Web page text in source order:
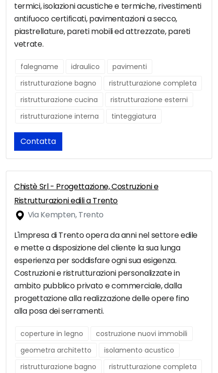
termici, isolazioni acustiche e termiche, rivestimenti
antifuoco certificati, pavimentazioni a secco,
piastrellature, pareti mobili ed attrezzate, pareti
vetrate.
falegname idraulico
pavimenti
ristrutturazione bagno
ristrutturazione completa
ristrutturazione cucina
ristrutturazione esterni
ristrutturazione interna
tinteggiatura
Contatta
Chistè Srl - Progettazione, Costruzioni e
Ristrutturazioni edili a Trento
Via Kempten, Trento
L'impresa di Trento opera da anni nel settore edile
e mette a disposizione del cliente la sua lunga
esperienza per soddisfare ogni sua esigenza.
Costruzioni e ristrutturazioni personalizzate in
ambito pubblico privato e commerciale, dalla
progettazione alla realizzazione delle opere fino
alla posa dei serramenti.
coperture in legno
costruzione nuovi immobili
geometra architetto
isolamento acustico
ristrutturazione bagno
ristrutturazione completa